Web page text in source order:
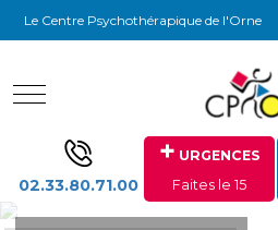
Le Centre Psychothérapique de l'Orne
Mobile Menu Toggle
02.33.80.71.00
+ URGENCES
Faites le 15